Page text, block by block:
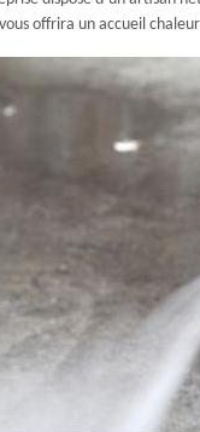
offrira un accueil